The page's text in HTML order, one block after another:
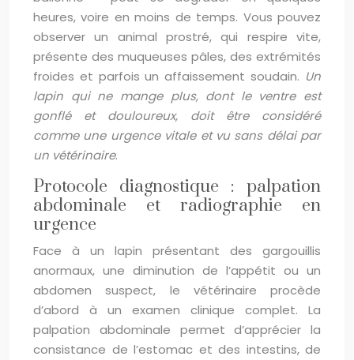
heures, voire en moins de temps. Vous pouvez
observer un animal prostré, qui respire vite,
présente des muqueuses pâles, des extrémités
froides et parfois un affaissement soudain. Un
lapin qui ne mange plus, dont le ventre est
gonflé et douloureux, doit être considéré
comme une urgence vitale et vu sans délai par
un vétérinaire.
Protocole diagnostique : palpation
abdominale et radiographie en
urgence
Face à un lapin présentant des gargouillis
anormaux, une diminution de l’appétit ou un
abdomen suspect, le vétérinaire procède
d’abord à un examen clinique complet. La
palpation abdominale permet d’apprécier la
consistance de l’estomac et des intestins, de